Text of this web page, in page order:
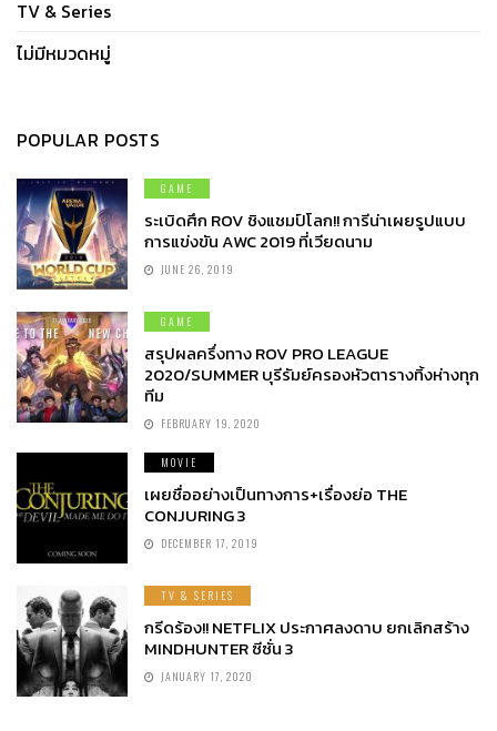
TV & Series
ไม่มีหมวดหมู่
POPULAR POSTS
GAME
ระเบิดศึก ROV ชิงแชมป์โลก!! การีน่าเผยรูปแบบ
การแข่งขัน AWC 2019 ที่เวียดนาม
JUNE 26, 2019
GAME
สรุปผลครึ่งทาง ROV PRO LEAGUE
2020/SUMMER บุรีรัมย์ครองหัวตารางทิ้งห่างทุก
ทีม
FEBRUARY 19, 2020
MOVIE
เผยชื่ออย่างเป็นทางการ+เรื่องย่อ THE
CONJURING 3
DECEMBER 17, 2019
TV & SERIES
กรีดร้อง!! NETFLIX ประกาศลงดาบ ยกเลิกสร้าง
MINDHUNTER ซีซั่น 3
JANUARY 17, 2020